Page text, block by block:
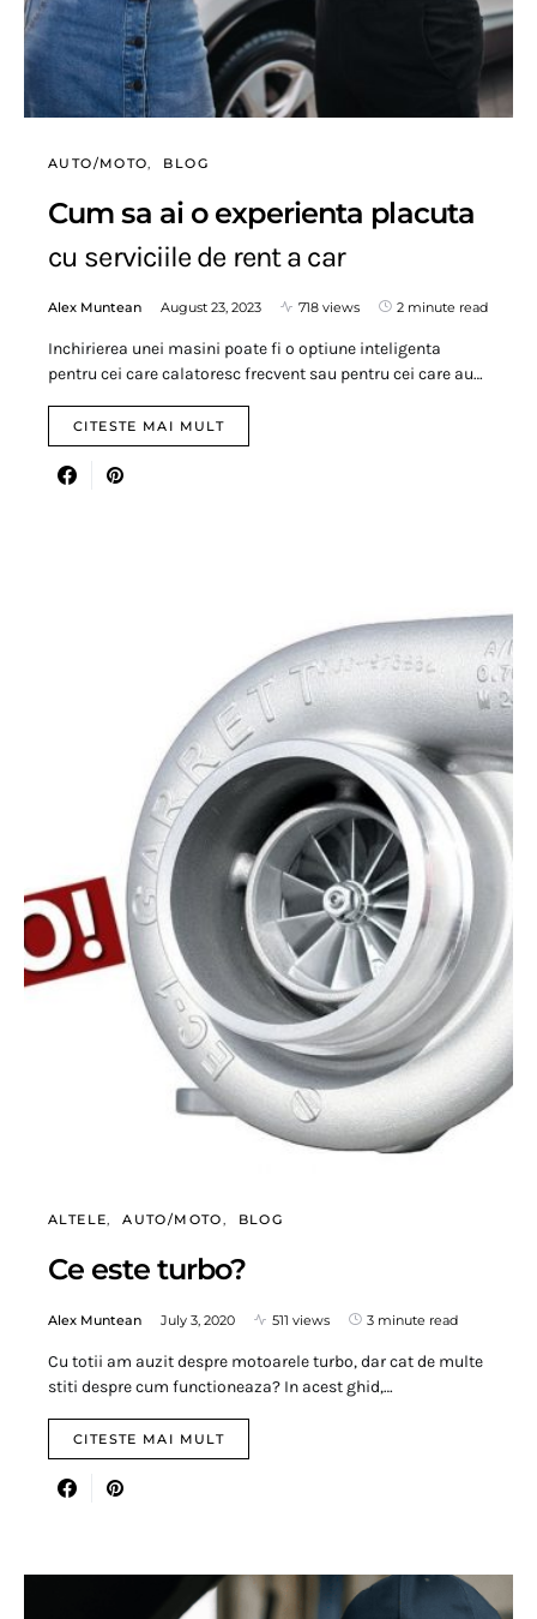
AUTO/MOTO BLOG
Cum sa ai o experienta placuta
cu serviciile de rent a car
Alex Muntean August 23, 2023 718 views 2 minute read
Inchirierea unei masini poate fi o optiune inteligenta
pentru cei care calatoresc frecvent sau pentru cei care au…
CITESTE MAI MULT
ALTELE AUTO/MOTO BLOG
Ce este turbo?
Alex Muntean July 3, 2020 511 views 3 minute read
Cu totii am auzit despre motoarele turbo, dar cat de multe
stiti despre cum functioneaza? In acest ghid,…
CITESTE MAI MULT